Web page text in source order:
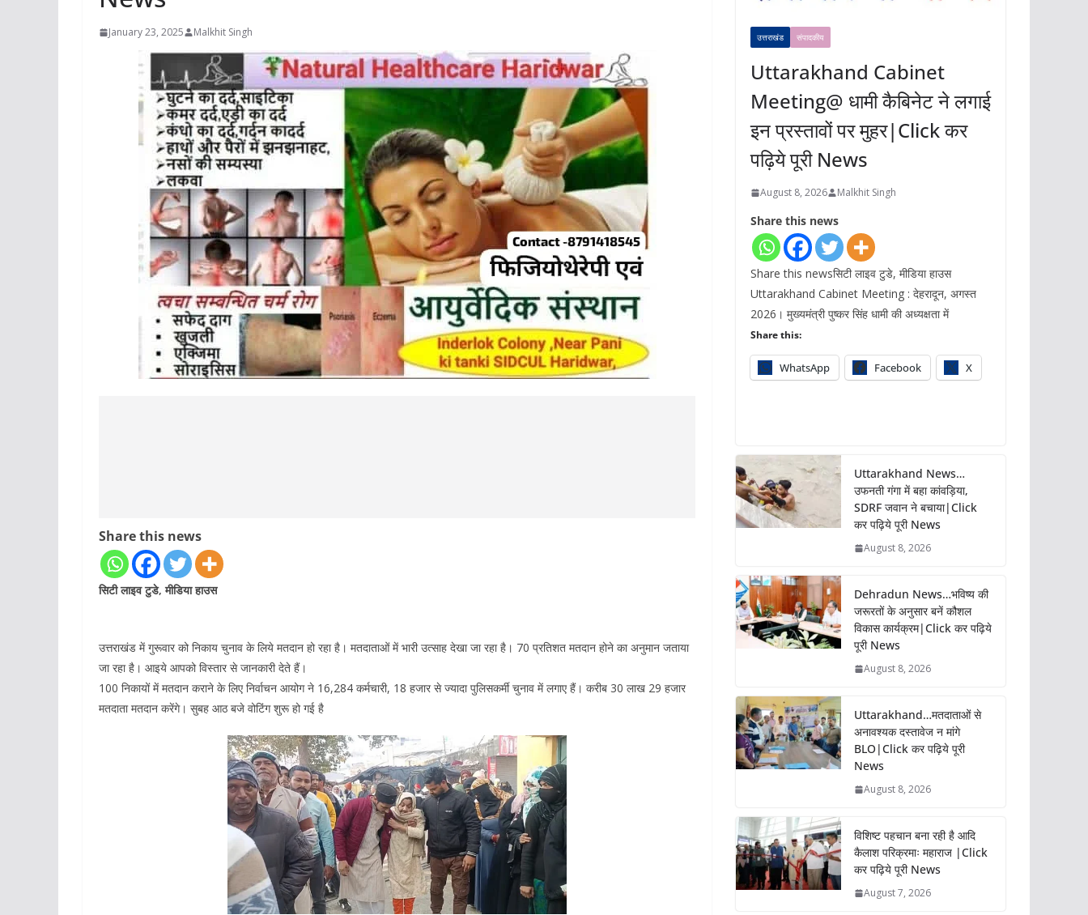
January 23, 2025 Malkhit Singh
Share this news
सिटी लाइव टुडे, मीडिया हाउस
उत्तराखंड में गुरूवार को निकाय चुनाव के लिये मतदान हो रहा है। मतदाताओं में भारी उत्साह देखा जा रहा है। 70 प्रतिशत मतदान होने का अनुमान जताया
जा रहा है। आइये आपको विस्तार से जानकारी देते हैं।
100 निकायों में मतदान कराने के लिए निर्वाचन आयोग ने 16,284 कर्मचारी, 18 हजार से ज्यादा पुलिसकर्मी चुनाव में लगाए हैं। करीब 30 लाख 29 हजार
मतदाता मतदान करेंगे। सुबह आठ बजे वोटिंग शुरू हो गई है
उत्तराखंड संपादकीय
Uttarakhand Cabinet
Meeting@ धामी कैबिनेट ने लगाई
इन प्रस्तावों पर मुहर|Click कर
पढ़िये पूरी News
August 8, 2026 Malkhit Singh
Share this news
Share this newsसिटी लाइव टुडे, मीडिया हाउस
Uttarakhand Cabinet Meeting : देहरादून, अगस्त
2026। मुख्यमंत्री पुष्कर सिंह धामी की अध्यक्षता में
Share this:
WhatsApp Facebook X
Uttarakhand News…
उफनती गंगा में बहा कांवड़िया,
SDRF जवान ने बचाया|Click
कर पढ़िये पूरी News
August 8, 2026
Dehradun News…भविष्य की
जरूरतों के अनुसार बनें कौशल
विकास कार्यक्रम|Click कर पढ़िये
पूरी News
August 8, 2026
Uttarakhand…मतदाताओं से
अनावश्यक दस्तावेज न मांगे
BLO|Click कर पढ़िये पूरी
News
August 8, 2026
विशिष्ट पहचान बना रही है आदि
कैलाश परिक्रमाः महाराज |Click
कर पढ़िये पूरी News
August 7, 2026